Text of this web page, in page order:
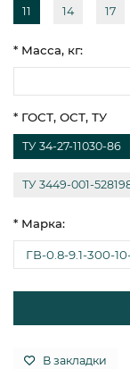
11 14 17
* Масса, кг:
* ГОСТ, ОСТ, ТУ
ТУ 34-27-11030-86
ТУ 3449-001-
* Марка:
В закладки